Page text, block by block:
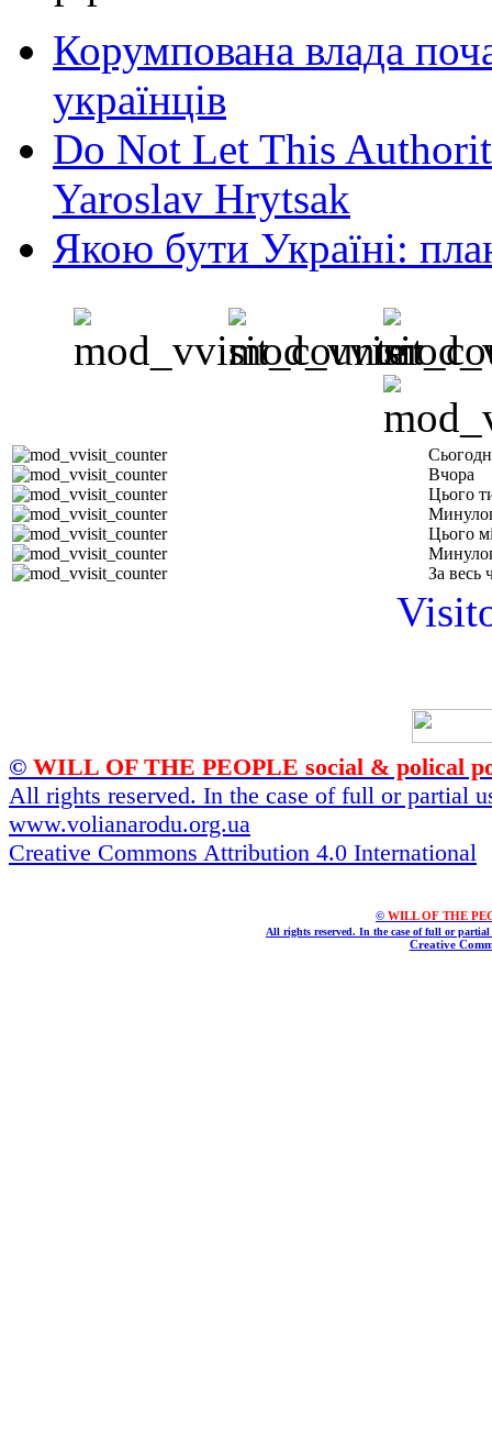
Корумпована влада
українців
Do Not Let This
Yaroslav Hrytsak
Якою бути Україні:
Вчора
Цього
Цього
За весь
© WILL OF THE PEOPLE social & polical
All rights reserved. In the case of full or partial
www.volianarodu.org.ua
Creative Commons Attribution 4.0 International
© WILL OF THE
All rights reserved. In the case of full or
Creative